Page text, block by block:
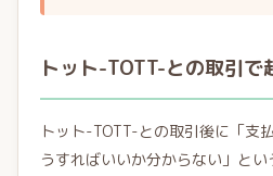
トット-TOTT-との取引で
トット-TOTT-との取引後に「支
うすればいいか分からない」と